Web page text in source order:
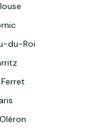
du-Roi